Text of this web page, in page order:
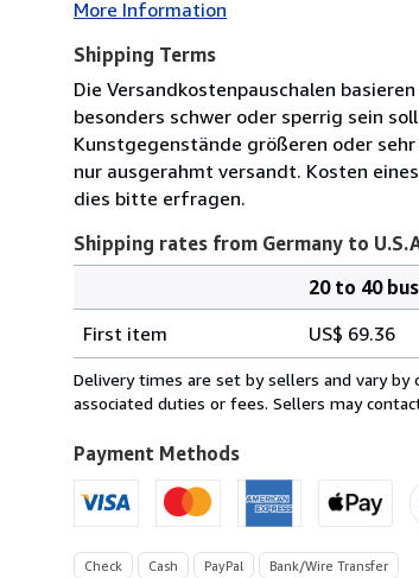
More Information
Shipping Terms
Die Versandkostenpauschalen
besonders schwer oder sperrig sein
Kunstgegenstände größeren oder
nur ausgerahmt versandt. Kosten
dies bitte erfragen.
Shipping rates from Germany to
rates
from
Germany
U.S.A.
20 to 40
First item
US$ 69.36
Delivery times are set by sellers and vary by
associated duties or fees. Sellers may
Payment Methods
Check Cash PayPal Bank/Wire Transfer